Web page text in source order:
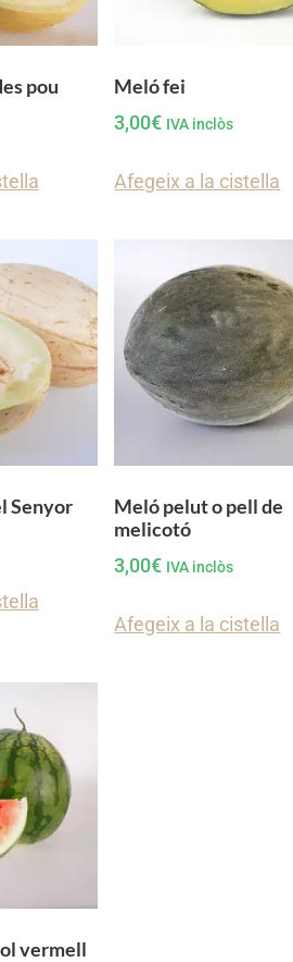
pou Meló fei
3,00€ IVA inclòs
Afegeix a la cistella
Senyor
Meló pelut o pell de
melicotó
3,00€ IVA inclòs
Afegeix a la cistella
vermell